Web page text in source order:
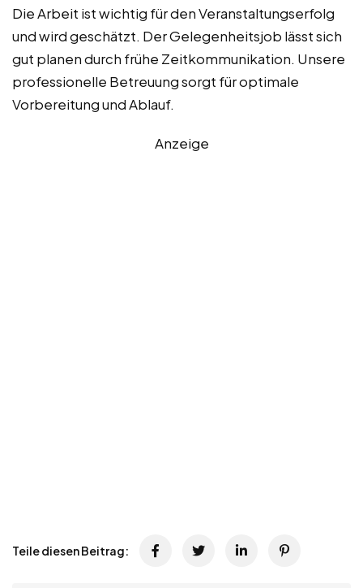
Die Arbeit ist wichtig für den Veranstaltungserfolg
und wird geschätzt. Der Gelegenheitsjob lässt sich
gut planen durch frühe Zeitkommunikation. Unsere
professionelle Betreuung sorgt für optimale
Vorbereitung und Ablauf.
Anzeige
Teile diesen Beitrag: